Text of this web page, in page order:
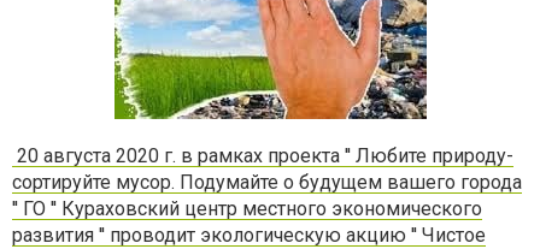
20 августа 2020 г. в рамках проекта '' Любите природу-
сортируйте мусор. Подумайте о будущем вашего города
'' ГО '' Кураховский центр местного экономического
развития '' проводит экологическую акцию '' Чистое